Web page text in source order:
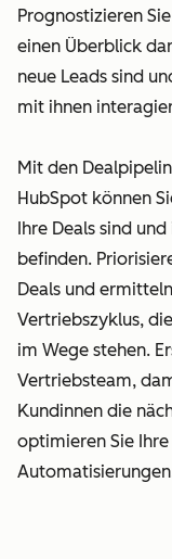
Prognostizieren
einen Überblick
neue Leads sind
mit ihnen
Mit den
HubSpot können
Ihre Deals sind
befinden.
Deals und
Vertriebszyklus,
im Wege stehen.
Vertriebsteam,
Kundinnen die
optimieren Sie Ihre